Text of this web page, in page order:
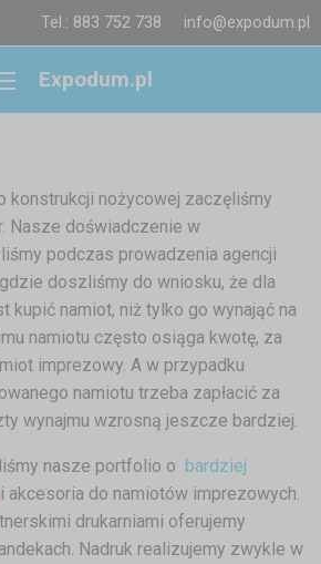
Tel.: 883 752 738 info@expodum.pl
Expodum.pl
konstrukcji nożycowej zaczęliśmy
Nasze doświadczenie w
podczas prowadzenia agencji
doszliśmy do wniosku, że dla
kupić namiot, niż tylko go wynająć na
namiotu często osiąga kwotę, za
imprezowy. A w przypadku
namiotu trzeba zapłacić za
wynajmu wzrosną jeszcze bardziej.
nasze portfolio o bardziej
i akcesoria do namiotów imprezowych.
drukarniami oferujemy
Nadruk realizujemy zwykle w